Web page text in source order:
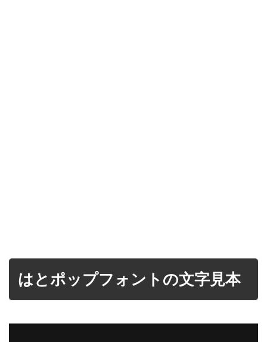
はとポップフォントの文字見本